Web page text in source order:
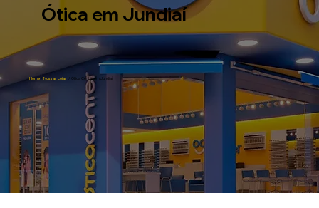
Ótica em Jundiaí
Home Nossas Lojas /Ótica Center em Jundiaí